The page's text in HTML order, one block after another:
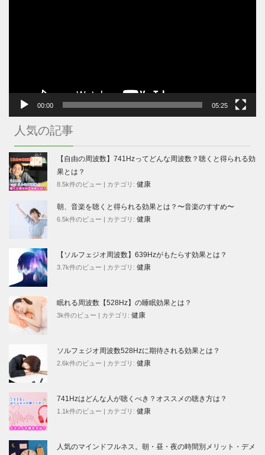
00:00 05:25
人気の記事
【自由の周波数】741Hzってどんな周波数？聴くと得られる効
果とは？
8.5k件のビュー カテゴリ: 健康
朝、音楽を聴くと得られる効果とは？〜音楽のすすめ〜
6.5k件のビュー カテゴリ: 健康
【ソルフェジオ周波数】639Hzがもたらす効果とは？
3.7k件のビュー カテゴリ: 健康
眠れる周波数【528Hz】の睡眠効果とは？
3k件のビュー カテゴリ: 健康
ソルフェジオ周波数528Hzに期待される効果とは？
2.6k件のビュー カテゴリ: 健康
741Hzはどんな人が聴くべき？オススメの聴き方は？
1.1k件のビュー カテゴリ: 健康
人気のマインドフルネス。朝・昼・夜の時間別メリット・デメ